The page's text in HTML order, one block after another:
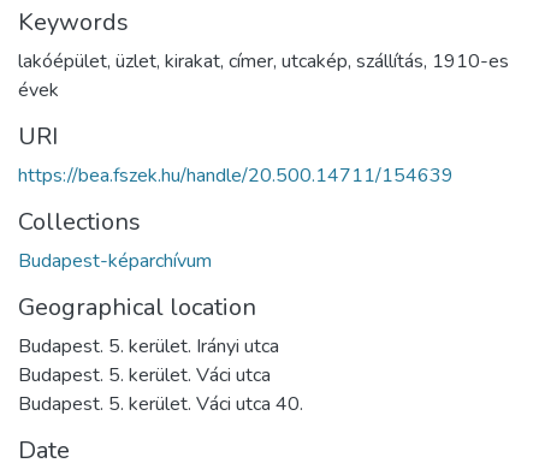
Keywords
lakóépület, üzlet, kirakat, címer, utcakép, szállítás, 1910-es
évek
URI
https://bea.fszek.hu/handle/20.500.14711/154639
Collections
Budapest-képarchívum
Geographical location
Budapest. 5. kerület. Irányi utca
Budapest. 5. kerület. Váci utca
Budapest. 5. kerület. Váci utca 40.
Date